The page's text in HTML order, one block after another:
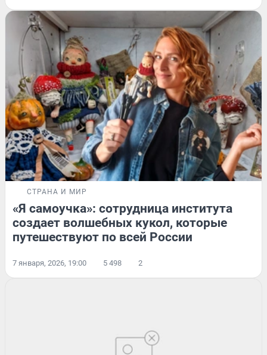
СТРАНА И МИР
«Я самоучка»: сотрудница института
создает волшебных кукол, которые
путешествуют по всей России
7 января, 2026, 19:00 5 498 2